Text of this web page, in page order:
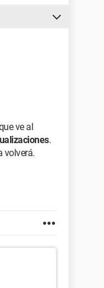
ve al
.
volverá.